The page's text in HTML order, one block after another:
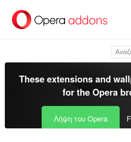
στο
κύριο
These extensions and
for theOpera
Λήψη του Opera